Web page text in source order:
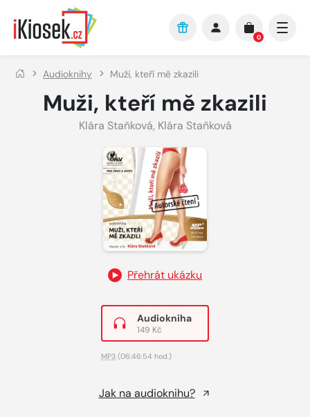
Přejít na hlavní obsah
0
Audioknihy Muži, kteří mě zkazili
Muži, kteří mě zkazili
Klára Staňková, Klára Staňková
Přehrát ukázku
Audiokniha
149 Kč
MP3 (06:46:54 hod.)
Jak na audioknihu?